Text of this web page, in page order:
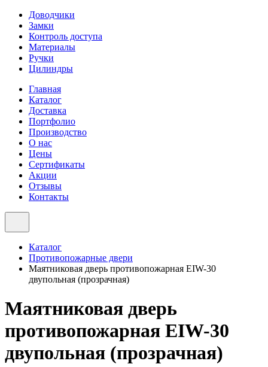
Доводчики
Замки
Контроль доступа
Материалы
Ручки
Цилиндры
Главная
Каталог
Доставка
Портфолио
Производство
О нас
Цены
Сертификаты
Акции
Отзывы
Контакты
Каталог
Противопожарные двери
Маятниковая дверь противопожарная EIW-30
двупольная (прозрачная)
Маятниковая дверь
противопожарная EIW-30
двупольная (прозрачная)